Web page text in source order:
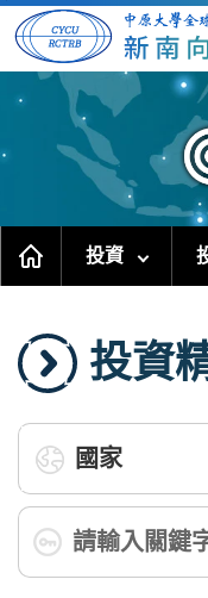
跳
主
要
投資
投資